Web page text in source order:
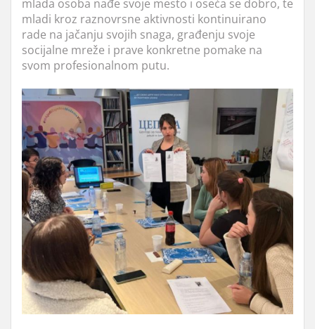
mlada osoba nađe svoje mesto i oseća se dobro, te
mladi kroz raznovrsne aktivnosti kontinuirano
rade na jačanju svojih snaga, građenju svoje
socijalne mreže i prave konkretne pomake na
svom profesionalnom putu.